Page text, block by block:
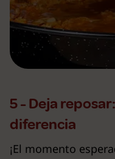
5 - Deja
diferencia
¡El momento